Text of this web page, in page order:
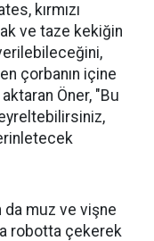
kırmızı
ve taze kekiğin
çorbanın içine
Öner, "Bu
da muz ve vişne
robotta çekerek